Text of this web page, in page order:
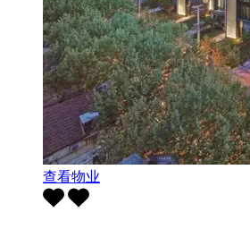
查看物业